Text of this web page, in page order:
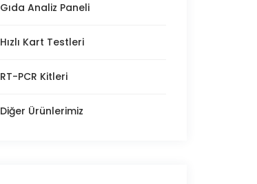
Gıda Analiz Paneli
Hızlı Kart Testleri
RT-PCR Kitleri
Diğer Ürünlerimiz